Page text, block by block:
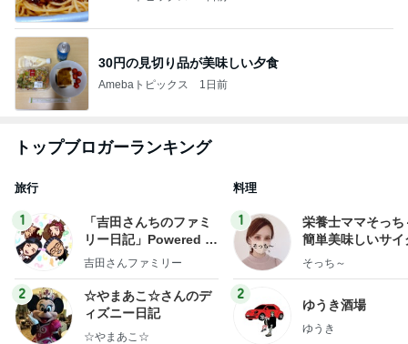
30円の見切り品が美味しい夕食
Amebaトピックス 1日前
トップブロガーランキング
旅行
1
「吉田さんちのファミ
リー日記」Powered b
y Ameba 吉田さんファ
ログ
吉田さんファミリー
2
☆やまあこ☆さんのデ
ィズニー日記
☆やまあこ☆
料理
1
栄養士ママそっち
簡単美味しいサイ
献立
そっち～
2
ゆうき酒場
ゆうき